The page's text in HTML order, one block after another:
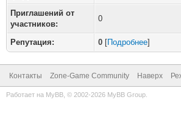
Приглашений от
участников:
0
Репутация: 0 [Подробнее]
Контакты Zone-Game Community Наверх
Работает на MyBB , © 2002-2026 MyBB Group